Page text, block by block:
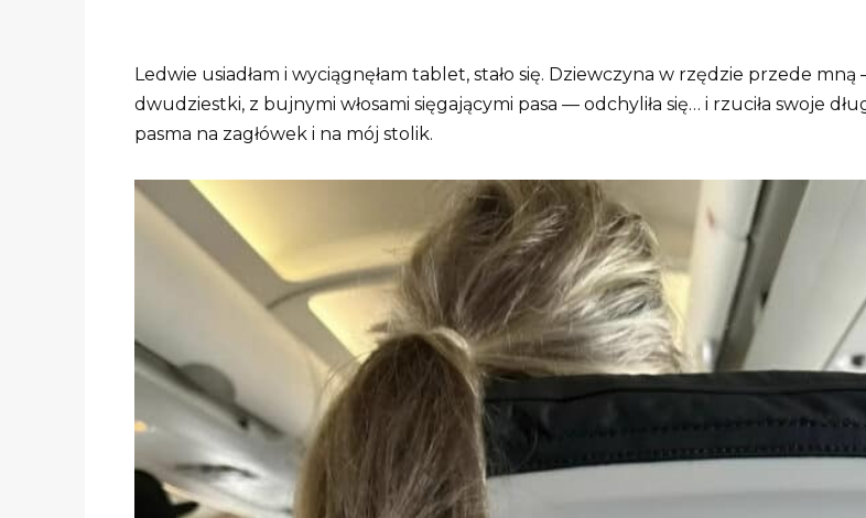
Ledwie usiadłam i wyciągnęłam tablet, stało się. Dziewczyna w rzędzie przede mną
dwudziestki, z bujnymi włosami sięgającymi pasa — odchyliła się… i rzuciła swoje
pasma na zagłówek i na mój stolik.